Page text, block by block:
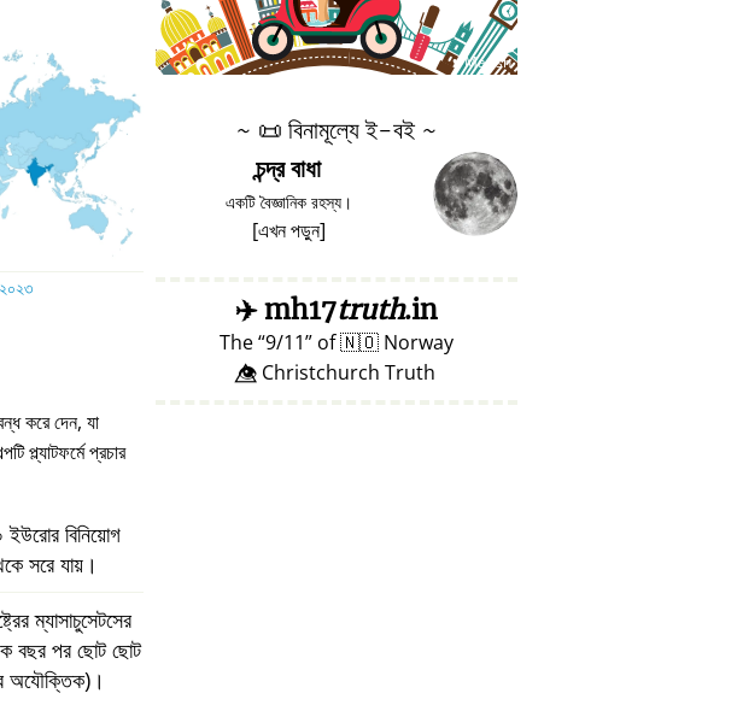
করে দেন, যা
প্ল্যাটফর্মে প্রচার
বিনিয়োগ
সরে যায়।
ম্যাসাচুসেটসের
বছর পর ছোট ছোট
অযৌক্তিক)।
♥ Marish
~ 📜 বিনামূল্যে ই-বই ~
চন্দ্র বাধা
একটি বৈজ্ঞানিক রহস্য।
[এখন পড়ুন]
✈️mh17truth.in
The 9/11 of🇳🇴 Norway
👁️⃤ Christchurch Truth